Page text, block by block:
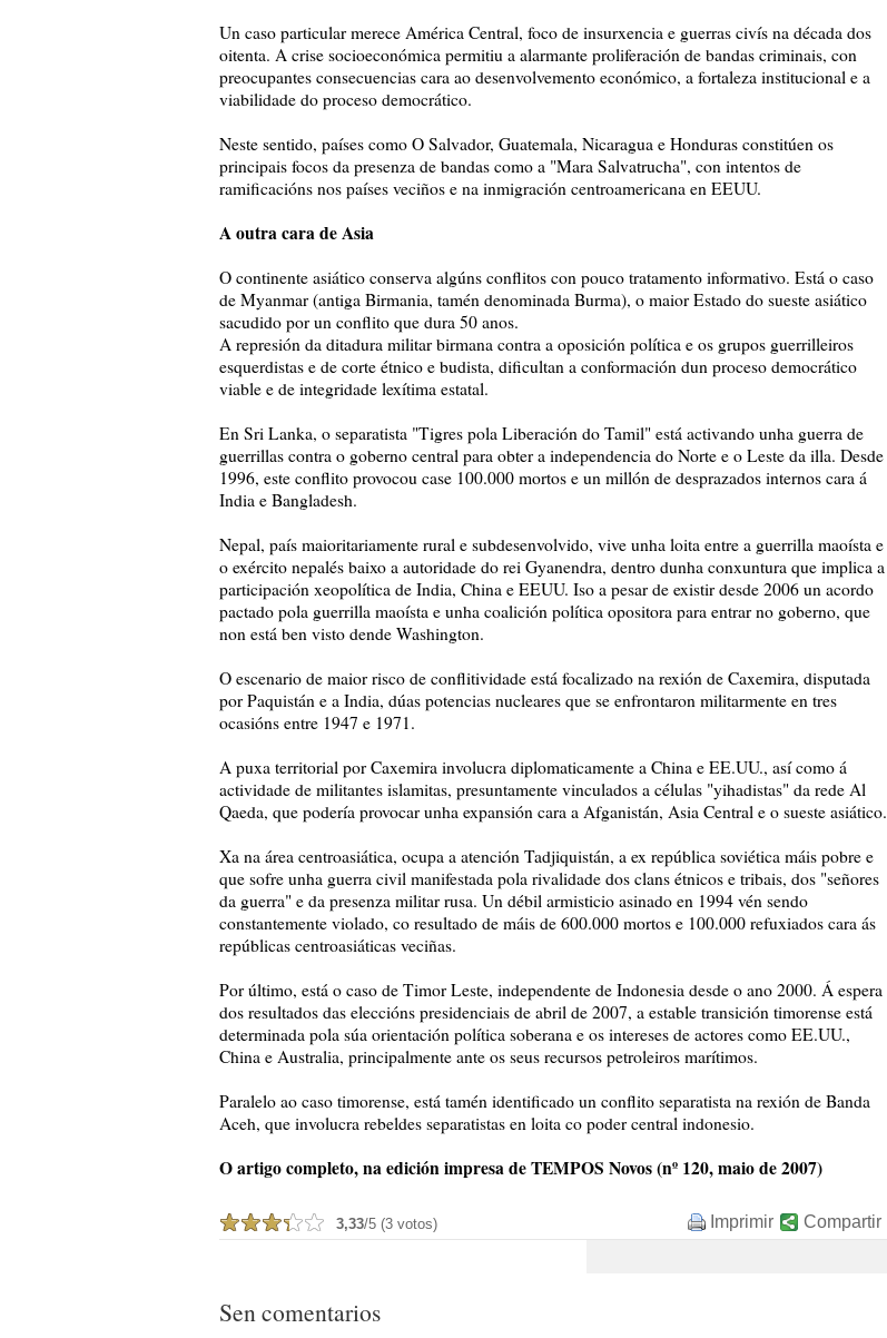
Un caso particular merece América Central, foco de insurxencia e guerras civís na década dos
oitenta. A crise socioeconómica permitiu a alarmante proliferación de bandas criminais, con
preocupantes consecuencias cara ao desenvolvemento económico, a fortaleza institucional e a
viabilidade do proceso democrático.
Neste sentido, países como O Salvador, Guatemala, Nicaragua e Honduras constitúen os
principais focos da presenza de bandas como a "Mara Salvatrucha", con intentos de
ramificacións nos países veciños e na inmigración centroamericana en EEUU.
A outra cara de Asia
O continente asiático conserva algúns conflitos con pouco tratamento informativo. Está o caso
de Myanmar (antiga Birmania, tamén denominada Burma), o maior Estado do sueste asiático
sacudido por un conflito que dura 50 anos.
A represión da ditadura militar birmana contra a oposición política e os grupos guerrilleiros
esquerdistas e de corte étnico e budista, dificultan a conformación dun proceso democrático
viable e de integridade lexítima estatal.
En Sri Lanka, o separatista "Tigres pola Liberación do Tamil" está activando unha guerra de
guerrillas contra o goberno central para obter a independencia do Norte e o Leste da illa. Desde
1996, este conflito provocou case 100.000 mortos e un millón de desprazados internos cara á
India e Bangladesh.
Nepal, país maioritariamente rural e subdesenvolvido, vive unha loita entre a guerrilla maoísta e
o exército nepalés baixo a autoridade do rei Gyanendra, dentro dunha conxuntura que implica a
participación xeopolítica de India, China e EEUU. Iso a pesar de existir desde 2006 un acordo
pactado pola guerrilla maoísta e unha coalición política opositora para entrar no goberno, que
non está ben visto dende Washington.
O escenario de maior risco de conflitividade está focalizado na rexión de Caxemira, disputada
por Paquistán e a India, dúas potencias nucleares que se enfrontaron militarmente en tres
ocasións entre 1947 e 1971.
A puxa territorial por Caxemira involucra diplomaticamente a China e EE.UU., así como á
actividade de militantes islamitas, presuntamente vinculados a células "yihadistas" da rede Al
Qaeda, que podería provocar unha expansión cara a Afganistán, Asia Central e o sueste asiático.
Xa na área centroasiática, ocupa a atención Tadjiquistán, a ex república soviética máis pobre e
que sofre unha guerra civil manifestada pola rivalidade dos clans étnicos e tribais, dos "señores
da guerra" e da presenza militar rusa. Un débil armisticio asinado en 1994 vén sendo
constantemente violado, co resultado de máis de 600.000 mortos e 100.000 refuxiados cara ás
repúblicas centroasiáticas veciñas.
Por último, está o caso de Timor Leste, independente de Indonesia desde o ano 2000. Á espera
dos resultados das eleccións presidenciais de abril de 2007, a estable transición timorense está
determinada pola súa orientación política soberana e os intereses de actores como EE.UU.,
China e Australia, principalmente ante os seus recursos petroleiros marítimos.
Paralelo ao caso timorense, está tamén identificado un conflito separatista na rexión de Banda
Aceh, que involucra rebeldes separatistas en loita co poder central indonesio.
O artigo completo, na edición impresa de TEMPOS Novos (nº 120, maio de 2007)
3,33/5 (3 votos) Compartir
Imprimir
Sen comentarios